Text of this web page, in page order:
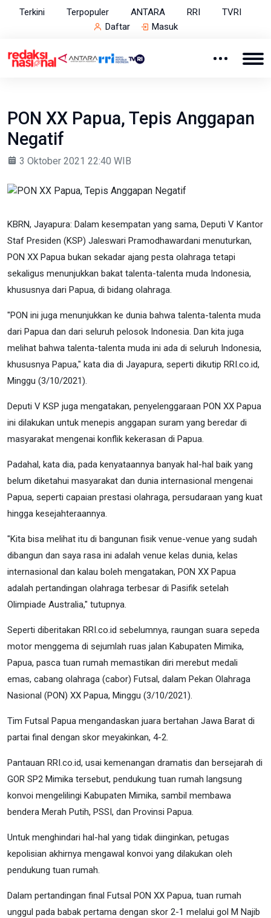
Terkini Terpopuler ANTARA RRI
TVRI
Daftar
Masuk
PON XX Papua, Tepis Anggapan
Negatif
3 Oktober 2021 22:40 WIB
KBRN, Jayapura: Dalam kesempatan yang sama, Deputi V Kantor
Staf Presiden (KSP) Jaleswari Pramodhawardani menuturkan,
PON XX Papua bukan sekadar ajang pesta olahraga tetapi
sekaligus menunjukkan bakat talenta-talenta muda Indonesia,
khususnya dari Papua, di bidang olahraga.
"PON ini juga menunjukkan ke dunia bahwa talenta-talenta muda
dari Papua dan dari seluruh pelosok Indonesia. Dan kita juga
melihat bahwa talenta-talenta muda ini ada di seluruh Indonesia,
khususnya Papua," kata dia di Jayapura, seperti dikutip RRI.co.id,
Minggu (3/10/2021).
Deputi V KSP juga mengatakan, penyelenggaraan PON XX Papua
ini dilakukan untuk menepis anggapan suram yang beredar di
masyarakat mengenai konflik kekerasan di Papua.
Padahal, kata dia, pada kenyataannya banyak hal-hal baik yang
belum diketahui masyarakat dan dunia internasional mengenai
Papua, seperti capaian prestasi olahraga, persudaraan yang kuat
hingga kesejahteraannya.
"Kita bisa melihat itu di bangunan fisik venue-venue yang sudah
dibangun dan saya rasa ini adalah venue kelas dunia, kelas
internasional dan kalau boleh mengatakan, PON XX Papua
adalah pertandingan olahraga terbesar di Pasifik setelah
Olimpiade Australia," tutupnya.
Seperti diberitakan RRI.co.id sebelumnya, raungan suara sepeda
motor menggema di sejumlah ruas jalan Kabupaten Mimika,
Papua, pasca tuan rumah memastikan diri merebut medali
emas, cabang olahraga (cabor) Futsal, dalam Pekan Olahraga
Nasional (PON) XX Papua, Minggu (3/10/2021).
Tim Futsal Papua mengandaskan juara bertahan Jawa Barat di
partai final dengan skor meyakinkan, 4-2.
Pantauan RRI.co.id, usai kemenangan dramatis dan bersejarah di
GOR SP2 Mimika tersebut, pendukung tuan rumah langsung
konvoi mengelilingi Kabupaten Mimika, sambil membawa
bendera Merah Putih, PSSI, dan Provinsi Papua.
Untuk menghindari hal-hal yang tidak diinginkan, petugas
kepolisian akhirnya mengawal konvoi yang dilakukan oleh
pendukung tuan rumah.
Dalam pertandingan final Futsal PON XX Papua, tuan rumah
unggul pada babak pertama dengan skor 2-1 melalui gol M Najib